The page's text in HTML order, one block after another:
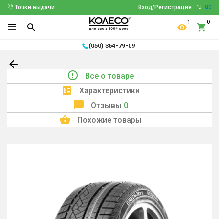
ru ua
Вход/Регистрация
Точки выдачи
1 0
(050) 364-79-09
Все о товаре
Характеристики
Отзывы 0
Похожие товары